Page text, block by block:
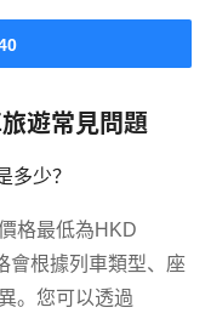
遊常見問題
多少？
格最低為HKD
會根據列車類型、座